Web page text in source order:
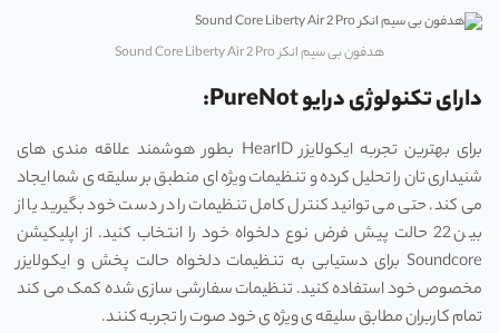
هدفون بی سیم انکر Sound Core Liberty Air 2 Pro
دارای تکنولوژی درایو PureNot:
برای بهترین تجربه ایکولایزر HearID بطور هوشمند علاقه‌ مندی‌ های
شنیداری ‌تان را تحلیل کرده و تنظیمات ویژه ‌ای منطبق بر سلیقه‌ ی شما ایجاد
می‌ کند. حتی می ‌توانید کنترل کامل تنظیمات را در دست خود بگیرید یا از
بین 22 حالت پیش فرض نوع دلخواه خود را انتخاب کنید. از اپلیکیشن
Soundcore برای دستیابی به تنظیمات دلخواه حالت پخش و ایکولایزر
مخصوص خود استفاده کنید. تنظیمات سفارشی سازی شده کمک می‌ کند
تمام کاربران مطابق سلیقه‌ ی ویژه‌ ی خود صوت را تجربه کنند.